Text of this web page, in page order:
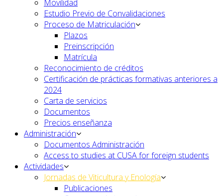
Movilidad
Estudio Previo de Convalidaciones
Proceso de Matriculación
Plazos
Preinscripción
Matrícula
Reconocimiento de créditos
Certificación de prácticas formativas anteriores a
2024
Carta de servicios
Documentos
Precios enseñanza
Administración
Documentos Administración
Access to studies at CUSA for foreign students
Actividades
Jornadas de Viticultura y Enología
Publicaciones